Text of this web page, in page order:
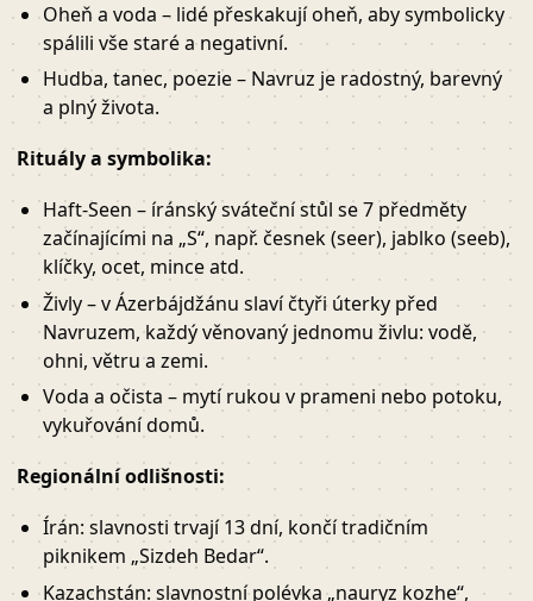
Oheň a voda – lidé přeskakují oheň, aby symbolicky
spálili vše staré a negativní.
Hudba, tanec, poezie – Navruz je radostný, barevný
a plný života.
Rituály a symbolika:
Haft-Seen – íránský sváteční stůl se 7 předměty
začínajícími na „S“, např. česnek (seer), jablko (seeb),
klíčky, ocet, mince atd.
Živly – v Ázerbájdžánu slaví čtyři úterky před
Navruzem, každý věnovaný jednomu živlu: vodě,
ohni, větru a zemi.
Voda a očista – mytí rukou v prameni nebo potoku,
vykuřování domů.
Regionální odlišnosti:
Írán: slavnosti trvají 13 dní, končí tradičním
piknikem „Sizdeh Bedar“.
Kazachstán: slavnostní polévka „nauryz kozhe“,